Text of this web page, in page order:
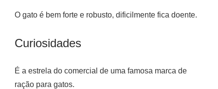
O gato é bem forte e robusto, dificilmente fica doente.
Curiosidades
É a estrela do comercial de uma famosa marca de
ração para gatos.